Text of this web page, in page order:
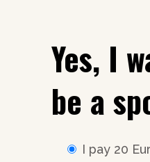
Yes, I
be a
I pay 20